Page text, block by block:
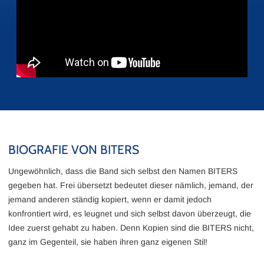
BIOGRAFIE VON BITERS
Ungewöhnlich, dass die Band sich selbst den Namen BITERS
gegeben hat. Frei übersetzt bedeutet dieser nämlich, jemand, der
jemand anderen ständig kopiert, wenn er damit jedoch
konfrontiert wird, es leugnet und sich selbst davon überzeugt, die
Idee zuerst gehabt zu haben. Denn Kopien sind die BITERS nicht,
ganz im Gegenteil, sie haben ihren ganz eigenen Stil!